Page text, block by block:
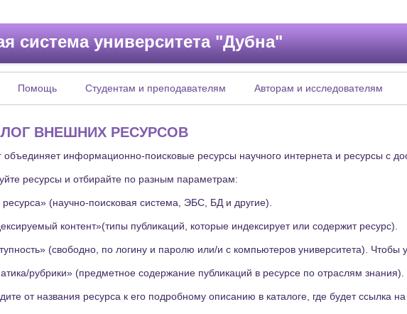
система университета "Дубна"
Помощь Студентам и преподавателям Авторам и исследователям
ВНЕШНИХ РЕСУРСОВ
объединяет информационно-поисковые ресурсы научного интернета и ресурсы с
ресурсы и отбирайте по разным параметрам:
(научно-поисковая система, ЭБС, БД и другие).
контент»(типы публикаций, которые индексирует или содержит ресурс).
(свободно, по логину и паролю или/и с компьютеров университета). Чтобы
рубрики» (предметное содержание публикаций в ресурсе по отраслям знания).
от названия ресурса к его подробному описанию в каталоге, где будет ссылка